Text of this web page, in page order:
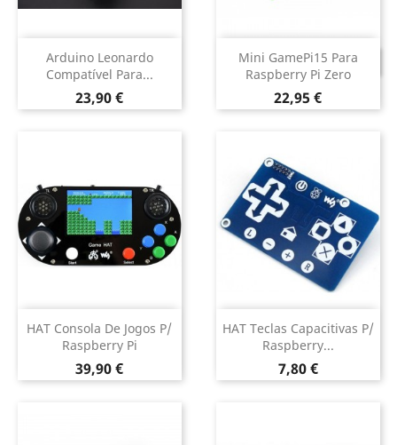
Arduino Leonardo
Compatível Para...
Preço
23,90 €
Mini GamePi15 Para
Raspberry Pi Zero
Preço
22,95 €
DESCONTINUADO
HAT Consola De Jogos P/
Raspberry Pi
Preço
39,90 €
HAT Teclas Capacitivas P/
Raspberry...
Preço
7,80 €